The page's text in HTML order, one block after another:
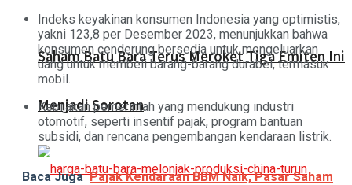
Saham Batu Bara Terus Meroket Tiga Emiten Ini
Menjadi Sorotan
Indeks keyakinan konsumen Indonesia yang optimistis,
yakni 123,8 per Desember 2023, menunjukkan bahwa
konsumen cenderung bersedia untuk mengeluarkan
uang untuk membeli barang-barang durabel, termasuk
mobil.
Kebijakan pemerintah yang mendukung industri
otomotif, seperti insentif pajak, program bantuan
subsidi, dan rencana pengembangan kendaraan listrik.
Baca Juga Pajak Kendaraan BBM Naik, Pasar Saham